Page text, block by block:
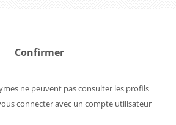
Confirmer
ne peuvent pas consulter les profils
connecter avec un compte utilisateur